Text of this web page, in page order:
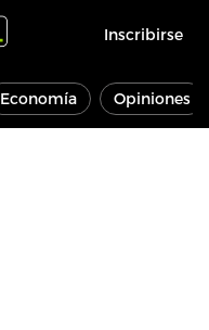
Inscribirse
Economía Opiniones